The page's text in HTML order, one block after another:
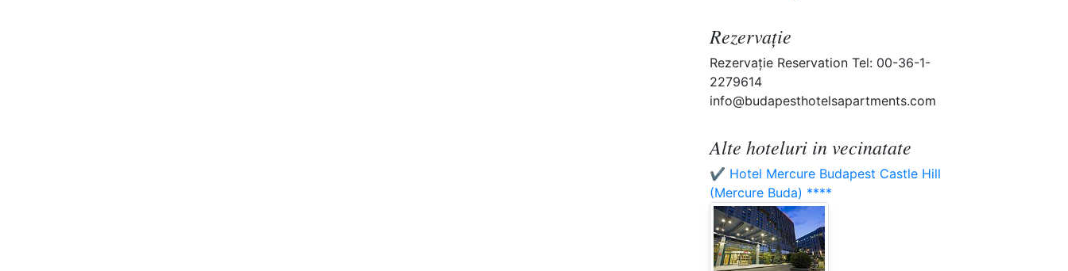
Rezervaţie
Rezervaţie Reservation Tel: 00-36-1-
2279614
info@budapesthotelsapartments.com
Alte hoteluri in vecinatate
✔️ Hotel Mercure Budapest Castle Hill
(Mercure Buda) ****